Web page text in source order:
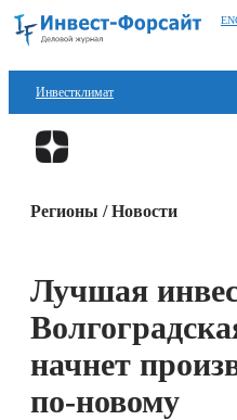
Инвестклимат
Финансы
Технологии
Книги
Регионы / Новости
Лучшая
начнет
по-новому